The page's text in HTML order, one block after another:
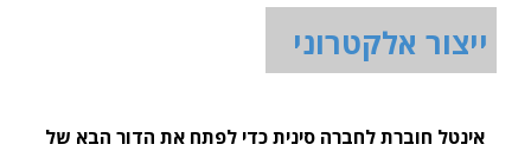
ייצור אלקטרוני
אינטל חוברת לחברה סינית כדי לפתח את הדור הבא של